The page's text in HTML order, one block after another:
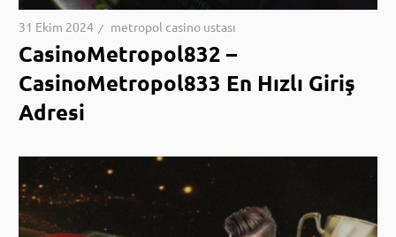
31 Ekim 2024 metropol casino ustası
CasinoMetropol832 –
CasinoMetropol833 En Hızlı Giriş
Adresi